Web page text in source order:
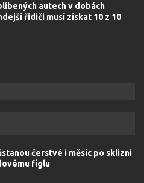
autech v dobách
řidiči musí získat 10 z 10
čerstvé i měsíc po sklizni
fíglu